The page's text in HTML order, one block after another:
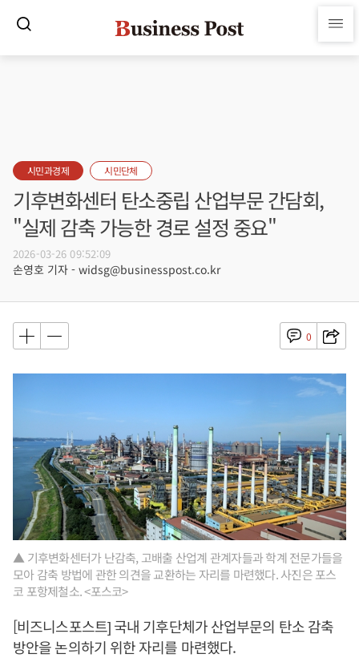
시민과경제 시민단체
기후변화센터 탄소중립 산업부문 간담회,
"실제 감축 가능한 경로 설정 중요"
2026-03-26 09:52:09
손영호 기자 - widsg@businesspost.co.kr
0
▲ 기후변화센터가 난감축, 고배출 산업계 관계자들과 학계 전문가들을
모아 감축 방법에 관한 의견을 교환하는 자리를 마련했다. 사진은 포스
코 포항제철소. <포스코>
[비즈니스포스트] 국내 기후단체가 산업부문의 탄소 감축
방안을 논의하기 위한 자리를 마련했다.